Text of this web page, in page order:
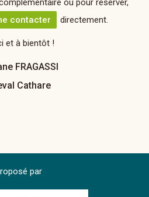
ou pour réserver,
contacter directement.
et à bientôt !
FRAGASSI
Cathare
par